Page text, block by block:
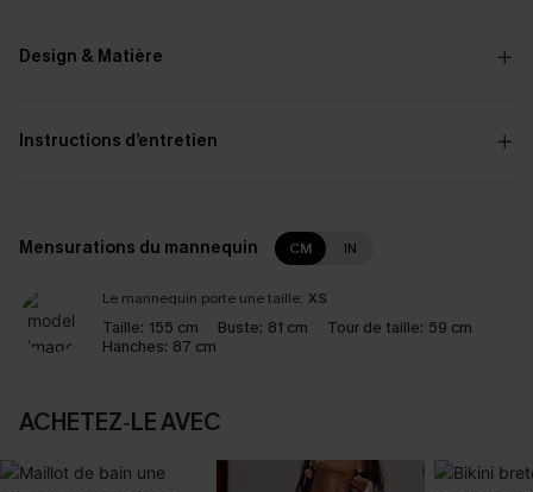
Design & Matière
Instructions d’entretien
Mensurations du mannequin CM IN
Le mannequin porte une taille: XS
Taille: 155 cm Buste: 81 cm Tour de taille: 59 cm
Hanches: 87 cm
ACHETEZ‑LE AVEC